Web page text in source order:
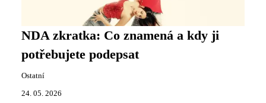
NDA zkratka: Co znamená a kdy ji
potřebujete podepsat
Ostatní
24. 05. 2026